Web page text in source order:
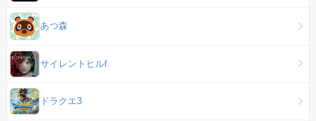
あつ森
サイレントヒルf
ドラクエ3